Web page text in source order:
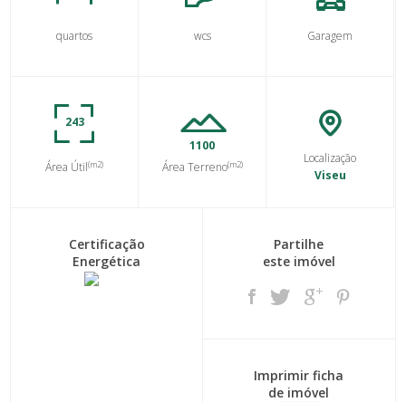
quartos wcs Garagem
243
Área Útil(m2)
1100
Área Terreno(m2)
Localização
Viseu
Certificação
Energética
Partilhe
este imóvel
Imprimir ficha
de imóvel